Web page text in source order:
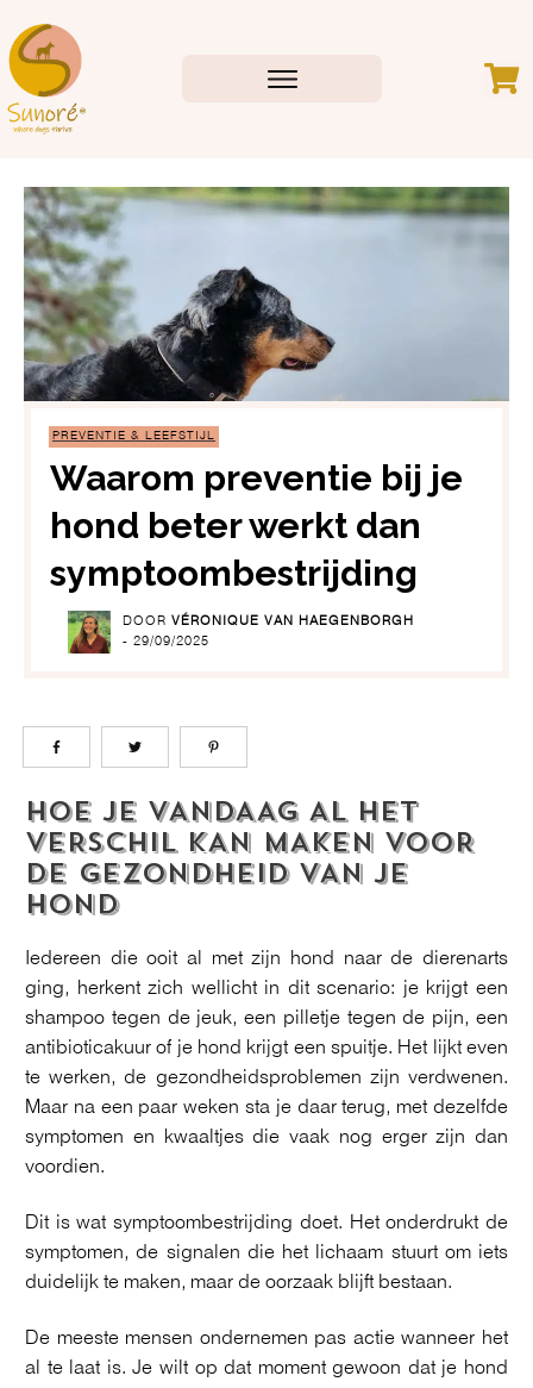
PREVENTIE & LEEFSTIJL
Waarom preventie bij je
hond beter werkt dan
symptoombestrijding
DOORVÉRONIQUE VAN HAEGENBORGH
-29/09/2025
HOE JE VANDAAG AL HET
VERSCHIL KAN MAKEN VOOR
DE GEZONDHEID VAN JE
HOND
Iedereen die ooit al met zijn hond naar de dierenarts
ging, herkent zich wellicht in dit scenario: je krijgt een
shampoo tegen de jeuk, een pilletje tegen de pijn, een
antibioticakuur of je hond krijgt een spuitje. Het lijkt even
te werken, de gezondheidsproblemen zijn verdwenen.
Maar na een paar weken sta je daar terug, met dezelfde
symptomen en kwaaltjes die vaak nog erger zijn dan
voordien.
Dit is wat symptoombestrijding doet. Het onderdrukt de
symptomen, de signalen die het lichaam stuurt om iets
duidelijk te maken, maar de oorzaak blijft bestaan.
De meeste mensen ondernemen pas actie wanneer het
al te laat is. Je wilt op dat moment gewoon dat je hond